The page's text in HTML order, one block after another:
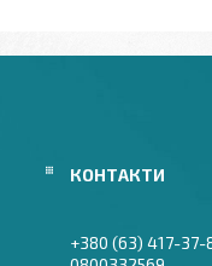
+380 (63) 417-37-